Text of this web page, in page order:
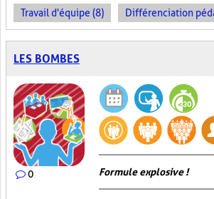
Travail d'équipe (8) Différenciation
LES BOMBES
0 Formule explosive !